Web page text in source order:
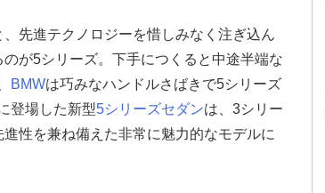
先進テクノロジーを惜しみなく注ぎ込ん
のが5シリーズ。下手につくると中途半端な
BMWは巧みなハンドルさばきで5シリーズ
登場した新型5シリーズセダンは、3シリー
性を兼ね備えた非常に魅力的なモデルに